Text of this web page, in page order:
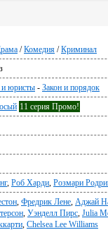
/Комедия /Криминал
юристы - Закон и порядок
11 серия Промо!
, Роб Харди, Розмари
, Фредрик Лене, Аджай
, Уэнделл Пирс, Julia
, Chelsea Lee Williams